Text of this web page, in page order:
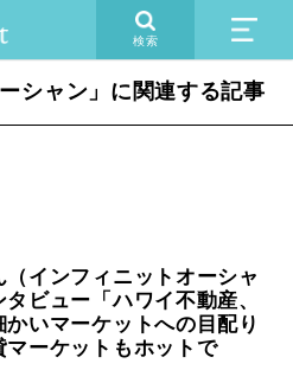
検索
シャン」に関連する記事
インフィニットオーシャ
ビュー「ハワイ不動産、
いマーケットへの目配り
マーケットもホットで